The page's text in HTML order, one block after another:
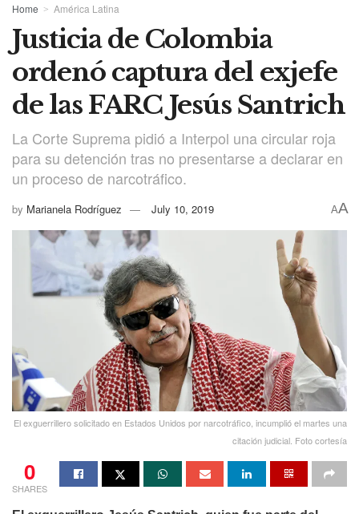
Home América Latina
Justicia de Colombia
ordenó captura del exjefe
de las FARC Jesús Santrich
La Corte Suprema pidió a Interpol una circular roja
para su detención tras no presentarse a declarar en
un proceso de narcotráfico.
by Marianela Rodríguez July 10, 2019 AA
El exguerrillero solicitado en Estados Unidos por narcotráfico, incumplió el martes una
citación judicial. Foto cortesía
0
SHARES